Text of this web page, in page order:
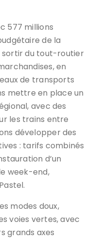
577 millions
de la
sortir du tout-routier
en
de transports
mettre en place un
avec des
les trains entre
développer des
: tarifs combinés
d’un
week-end,
modes doux,
voies vertes, avec
grands axes